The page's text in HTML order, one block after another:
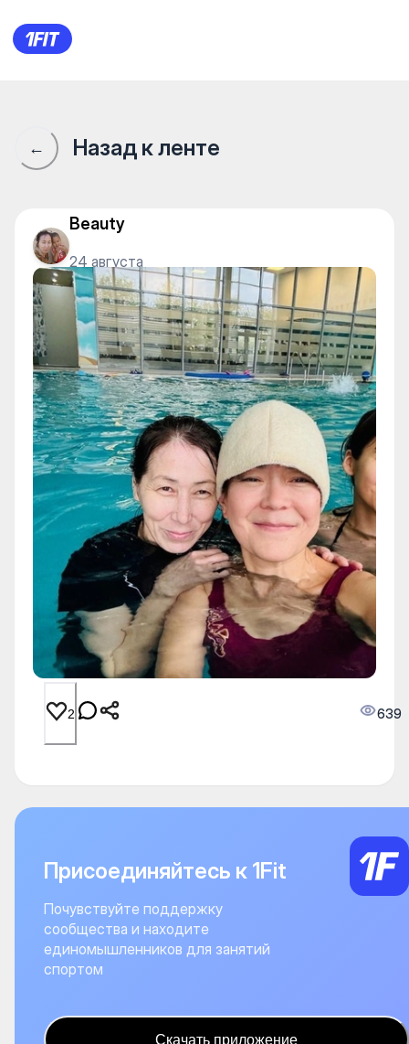
Сообщество 1Fit · 1Fit
← Назад к ленте
Beauty
24 августа
2 639
Присоединяйтесь к 1Fit
Почувствуйте поддержку
сообщества и находите
единомышленников для занятий
спортом
Скачать приложение